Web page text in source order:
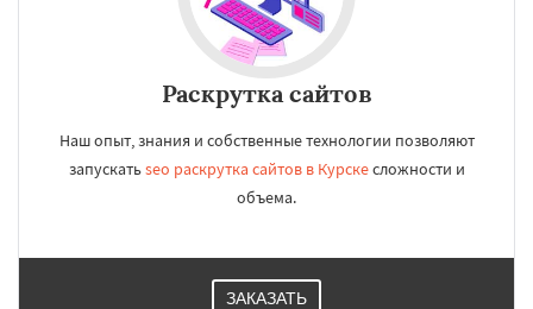
Раскрутка сайтов
Наш опыт, знания и собственные технологии позволяют
запускатьseo раскрутка сайтов в Курскесложности и
объема.
ЗАКАЗАТЬ